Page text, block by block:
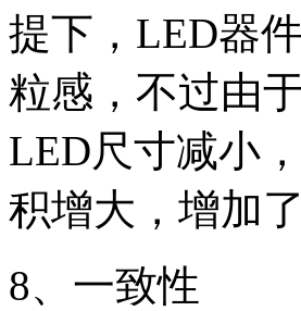
提下，LED器
粒感，不过由
LED尺寸减小
积增大，增加
8、一致性